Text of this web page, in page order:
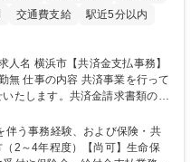
交通費支給
駅近5分以内
行って
たします。共済金請求書類の受
加入者様や医療機関等からの問
類の受付、
・事務処理業務全般を担当 ■専
伴う事務経験、および保険・共
2～4年程度）【尚可】生命保